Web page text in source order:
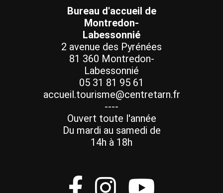
Bureau d'accueil de
Montredon-
Labessonnié
2 avenue des Pyrénées
81 360 Montredon-
Labessonnié
05 31 81 95 61
accueil.tourisme@centretarn.fr
----
Ouvert toute l'année
Du mardi au samedi de
14h à 18h